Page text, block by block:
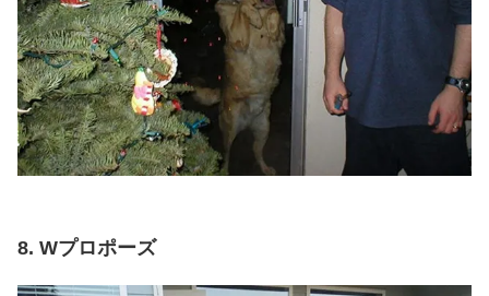
8. Wプロポーズ